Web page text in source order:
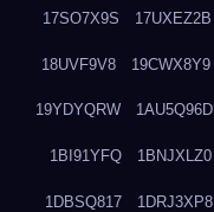
17SO7X9S 17UXEZ2B
18UVF9V8 19CWX8Y9
19YDYQRW 1AU5Q96D
1BI91YFQ 1BNJXLZ0
1DBSQ817 1DRJ3XP8